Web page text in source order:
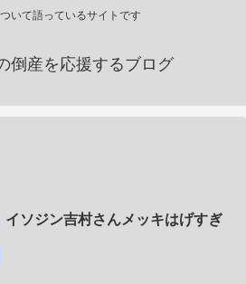
いて語っているサイトです
倒産を応援するブログ
イソジン吉村さんメッキはげすぎ